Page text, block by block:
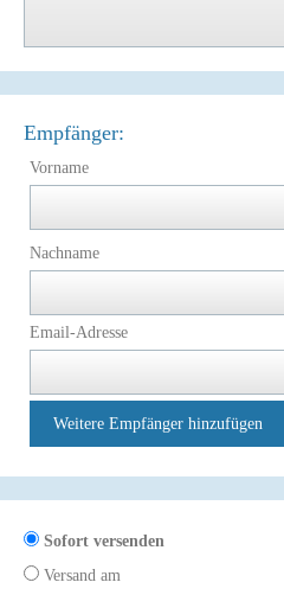
Empfänger:
Vorname
Nachname
Email-Adresse
Weitere Empfänger hinzufügen
Sofort versenden
Versand am